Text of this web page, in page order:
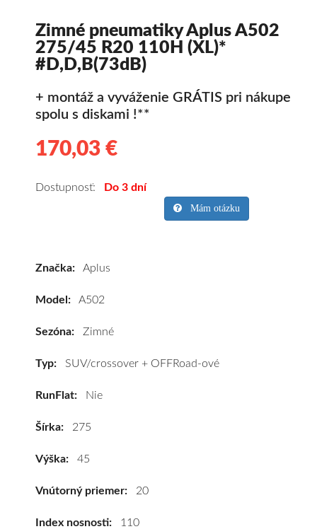
Zimné pneumatiky Aplus A502
275/45 R20 110H (XL)*
#D,D,B(73dB)
+ montáž a vyváženie GRÁTIS pri nákupe
spolu s diskami !**
170,03 €
pneumatiky
SUV/crossover
R20
cenu
k
Dostupnosť: Do 3 dní
Mám otázku
Značka: Aplus
Model: A502
Sezóna: Zimné
Typ: SUV/crossover + OFFRoad-ové
RunFlat: Nie
Šírka: 275
Výška: 45
Vnútorný priemer: 20
Index nosnosti: 110